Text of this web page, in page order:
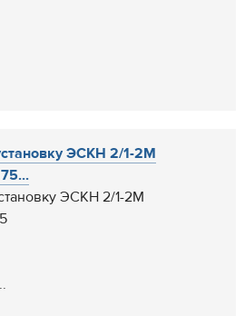
ЭСКН 2/1-2М
ЭСКН 2/1-2М